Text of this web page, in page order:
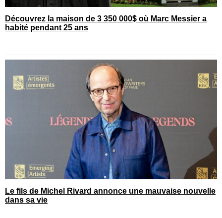
Découvrez la maison de 3 350 000$ où Marc Messier a
habité pendant 25 ans
Le fils de Michel Rivard annonce une mauvaise nouvelle
dans sa vie